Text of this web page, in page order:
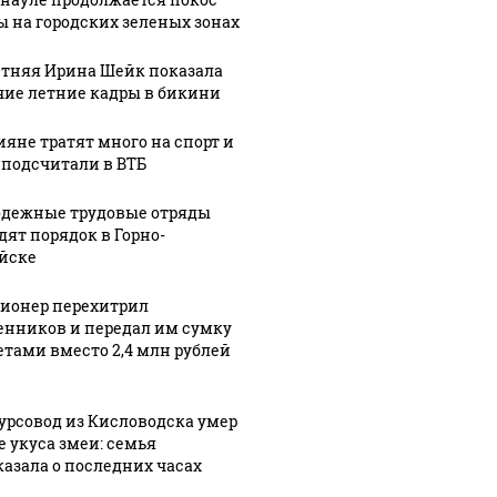
партии и
Общественная
палата
Алтайского
подписали
соглашение
на городских зеленых зонах
Ирина Шейк показала
летние кадры в бикини
тратят много на спорт и
в ВТБ
трудовые отряды
порядок в Горно-
перехитрил
и передал им сумку
вместо 2,4 млн рублей
из Кисловодска умер
укуса змеи: семья
о последних часах